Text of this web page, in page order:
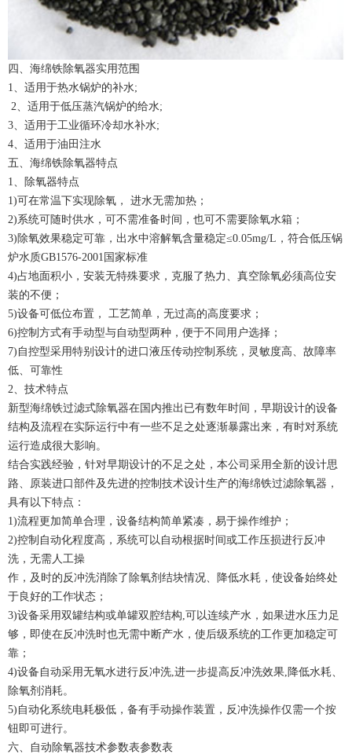
四、海绵铁除氧器实用范围
1、适用于热水锅炉的补水;
2、适用于低压蒸汽锅炉的给水;
3、适用于工业循环冷却水补水;
4、适用于油田注水
五、海绵铁除氧器特点
1、除氧器特点
1)可在常温下实现除氧， 进水无需加热；
2)系统可随时供水，可不需准备时间，也可不需要除氧水箱；
3)除氧效果稳定可靠，出水中溶解氧含量稳定≤0.05mg/L，符合低压锅
炉水质GB1576-2001国家标准
4)占地面积小，安装无特殊要求，克服了热力、真空除氧必须高位安
装的不便；
5)设备可低位布置， 工艺简单，无过高的高度要求；
6)控制方式有手动型与自动型两种，便于不同用户选择；
7)自控型采用特别设计的进口液压传动控制系统，灵敏度高、故障率
低、可靠性
2、技术特点
新型海绵铁过滤式除氧器在国内推出已有数年时间，早期设计的设备
结构及流程在实际运行中有一些不足之处逐渐暴露出来，有时对系统
运行造成很大影响。
结合实践经验，针对早期设计的不足之处，本公司采用全新的设计思
路、原装进口部件及先进的控制技术设计生产的海绵铁过滤除氧器，
具有以下特点：
1)流程更加简单合理，设备结构简单紧凑，易于操作维护；
2)控制自动化程度高，系统可以自动根据时间或工作压损进行反冲
洗，无需人工操
作，及时的反冲洗消除了除氧剂结块情况、降低水耗，使设备始终处
于良好的工作状态；
3)设备采用双罐结构或单罐双腔结构,可以连续产水，如果进水压力足
够，即使在反冲洗时也无需中断产水，使后级系统的工作更加稳定可
靠；
4)设备自动采用无氧水进行反冲洗,进一步提高反冲洗效果,降低水耗、
除氧剂消耗。
5)自动化系统电耗极低，备有手动操作装置，反冲洗操作仅需一个按
钮即可进行。
六、自动除氧器技术参数表参数表